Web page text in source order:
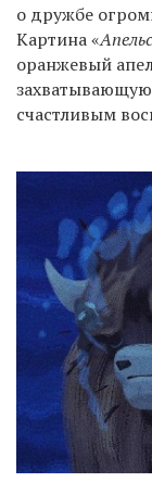
о дружбе
Картина «
оранжевый
счастливым